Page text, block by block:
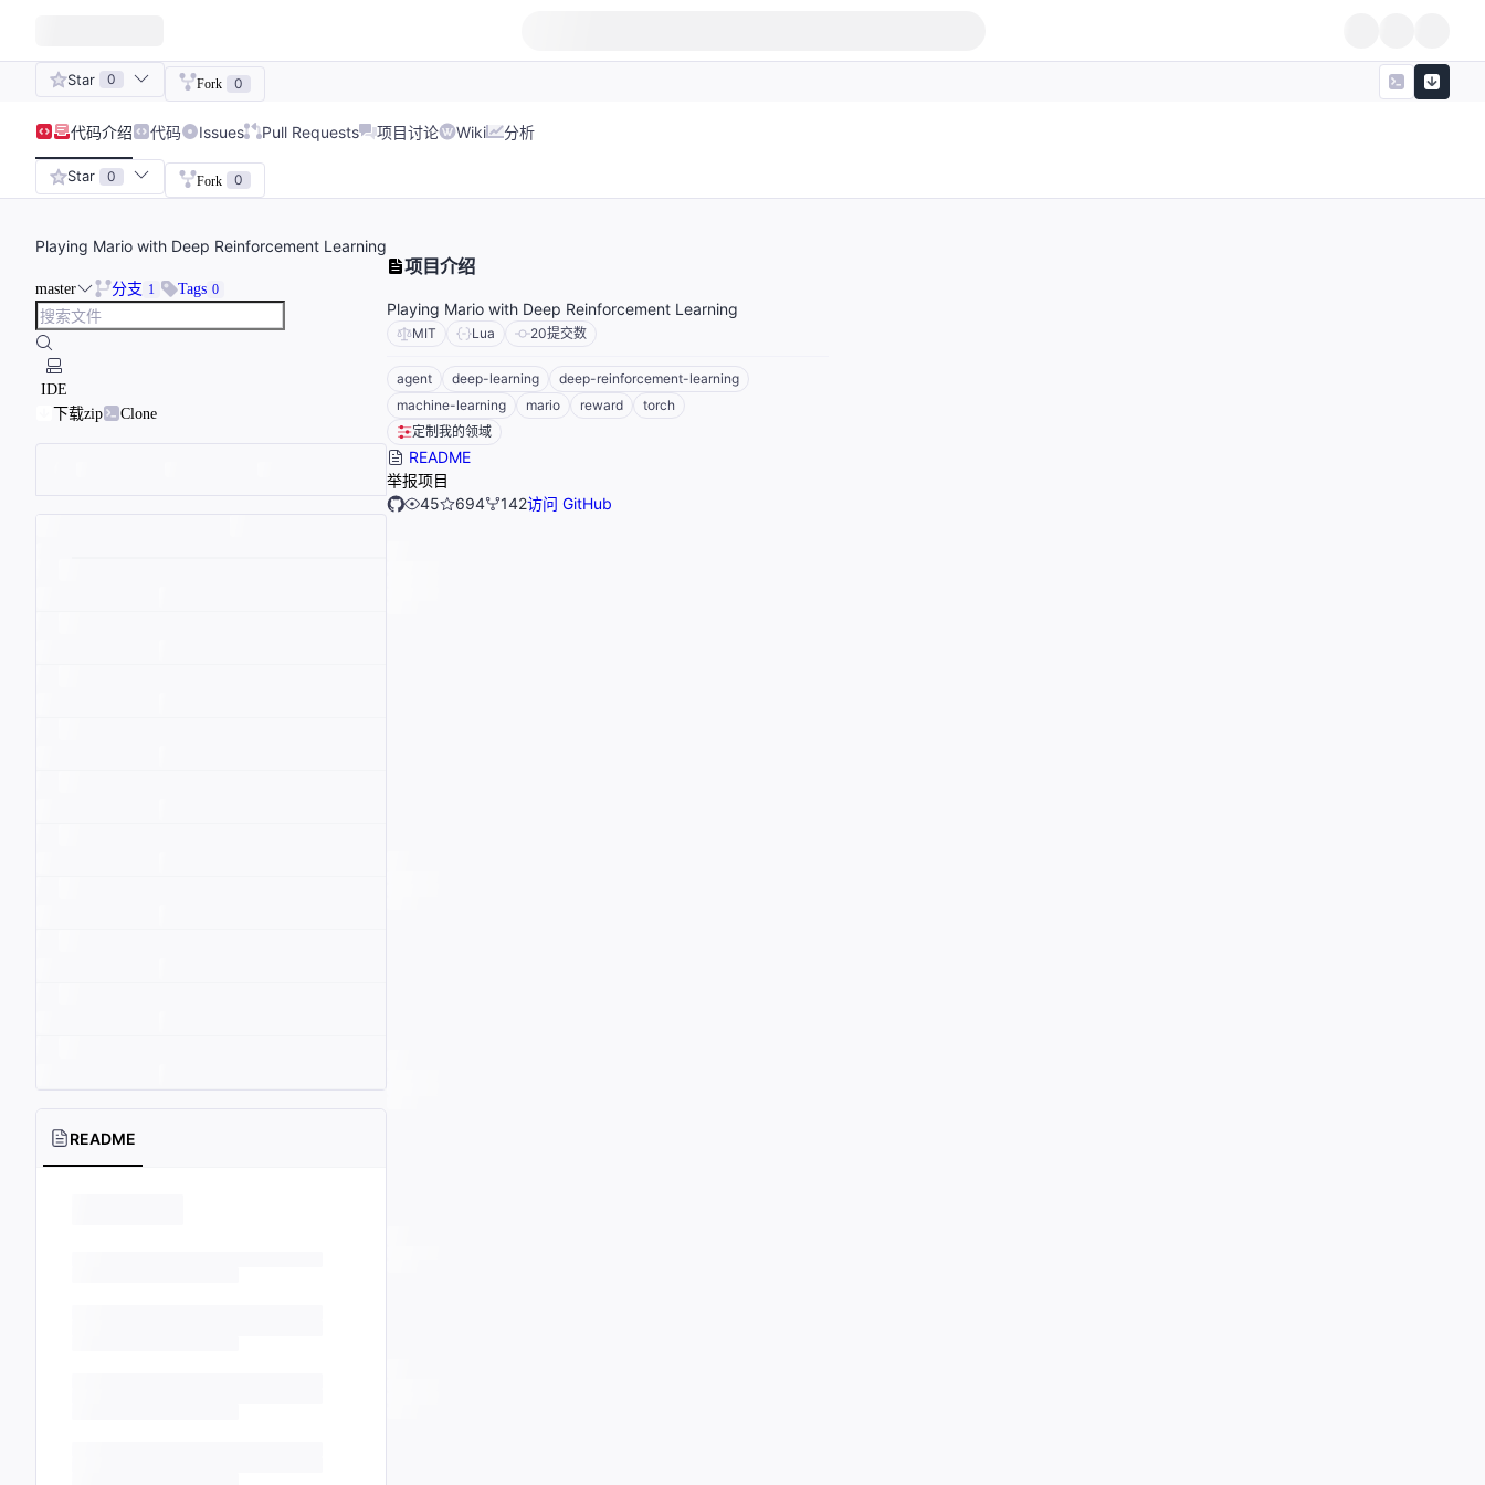
Star 0 Fork 0
代码介绍 代码 Issues Pull Requests 项目讨论 Wiki 分析
Star 0 Fork 0
Playing Mario with Deep Reinforcement Learning
master 分支 1 Tags 0
IDE
下载zip
Clone
README
项目介绍
Playing Mario with Deep Reinforcement Learning
MIT Lua 20提交数
agent deep-learning
deep-reinforcement-learning
machine-learning
mario reward
torch
定制我的领域
README
举报项目
45
694 142访问 GitHub